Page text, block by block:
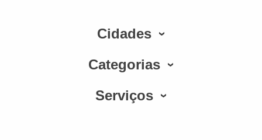
Cidades
Categorias
Serviços